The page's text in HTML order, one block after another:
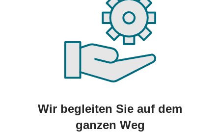
Wir begleiten Sie auf dem
ganzen Weg